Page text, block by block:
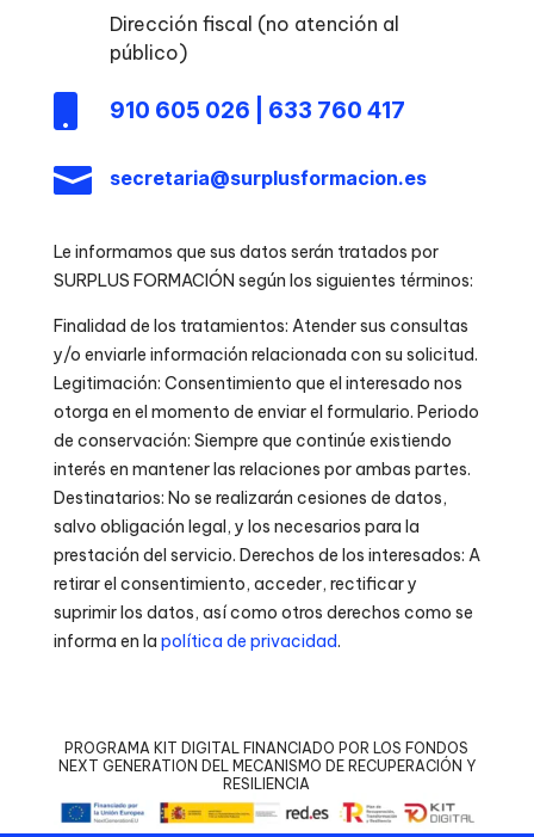
Dirección fiscal (no atención al
público)
910 605 026 | 633 760 417
 secretaria@surplusformacion.es
Le informamos que sus datos serán tratados por
SURPLUS FORMACIÓN según los siguientes términos:
Finalidad de los tratamientos: Atender sus consultas
y/o enviarle información relacionada con su solicitud.
Legitimación: Consentimiento que el interesado nos
otorga en el momento de enviar el formulario. Periodo
de conservación: Siempre que continúe existiendo
interés en mantener las relaciones por ambas partes.
Destinatarios: No se realizarán cesiones de datos,
salvo obligación legal, y los necesarios para la
prestación del servicio. Derechos de los interesados: A
retirar el consentimiento, acceder, rectificar y
suprimir los datos, así como otros derechos como se
informa en la política de privacidad.
PROGRAMA KIT DIGITAL FINANCIADO POR LOS FONDOS
NEXT GENERATION DEL MECANISMO DE RECUPERACIÓN Y
RESILIENCIA